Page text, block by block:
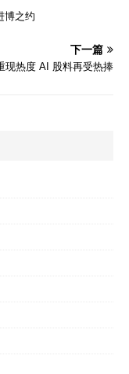
博之约
下一篇
现热度 AI 股料再受热捧